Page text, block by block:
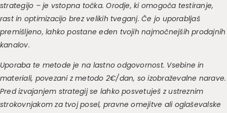
strategijo – je vstopna točka. Orodje, ki omogoča testiranje,
rast in optimizacijo brez velikih tveganj. Če jo uporabljaš
premišljeno, lahko postane eden tvojih najmočnejših prodajnih
kanalov.
Uporaba te metode je na lastno odgovornost. Vsebine in
materiali, povezani z metodo 2€/dan, so izobraževalne narave.
Pred izvajanjem strategij se lahko posvetuješ z ustreznim
strokovnjakom za tvoj posel, pravne omejitve ali oglaševalske